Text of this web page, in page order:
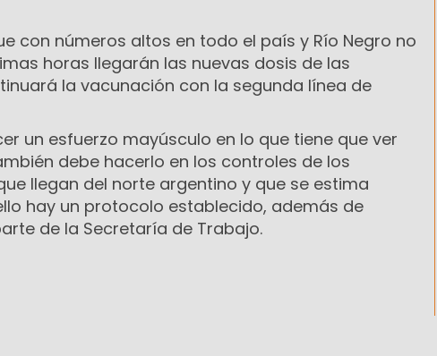
con números altos en todo el país y Río Negro no
horas llegarán las nuevas dosis de las
la vacunación con la segunda línea de
un esfuerzo mayúsculo en lo que tiene que ver
debe hacerlo en los controles de los
llegan del norte argentino y que se estima
hay un protocolo establecido, además de
de la Secretaría de Trabajo.